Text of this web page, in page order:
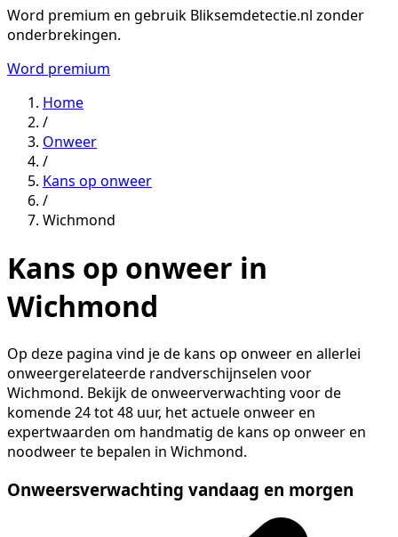
Word premium en gebruik Bliksemdetectie.nl zonder
onderbrekingen.
Word premium
Home
/
Onweer
/
Kans op onweer
/
Wichmond
Kans op onweer in
Wichmond
Op deze pagina vind je de kans op onweer en allerlei
onweergerelateerde randverschijnselen voor
Wichmond. Bekijk de onweerverwachting voor de
komende 24 tot 48 uur, het actuele onweer en
expertwaarden om handmatig de kans op onweer en
noodweer te bepalen in Wichmond.
Onweersverwachting vandaag en morgen